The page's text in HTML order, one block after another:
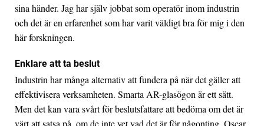
sina händer. Jag har själv jobbat som operatör inom industrin
och det är en erfarenhet som har varit väldigt bra för mig i den
här forskningen.
Enklare att ta beslut
Industrin har många alternativ att fundera på när det gäller att
effektivisera verksamheten. Smarta AR-glasögon är ett sätt.
Men det kan vara svårt för beslutsfattare att bedöma om det är
värt att satsa på, om de inte vet vad det är för någonting. Oscar